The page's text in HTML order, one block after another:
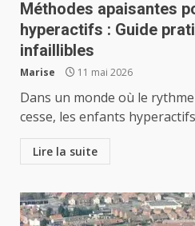
Méthodes apaisantes
hyperactifs : Guide
infaillibles
Marise 11 mai 2026
Dans un monde où le rythme
cesse, les enfants
Lire la suite